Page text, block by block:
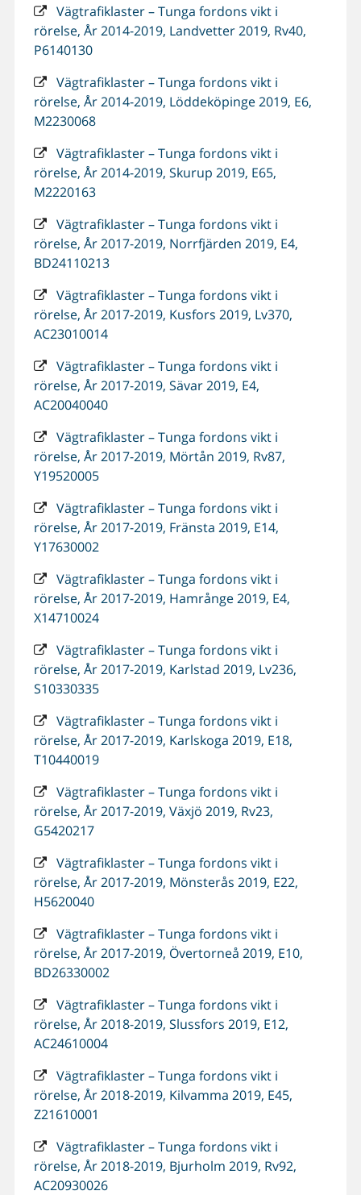
Vägtrafiklaster – Tunga fordons vikt i
rörelse, År 2014-2019, Landvetter 2019, Rv40,
P6140130
Vägtrafiklaster – Tunga fordons vikt i
rörelse, År 2014-2019, Löddeköpinge 2019, E6,
M2230068
Vägtrafiklaster – Tunga fordons vikt i
rörelse, År 2014-2019, Skurup 2019, E65,
M2220163
Vägtrafiklaster – Tunga fordons vikt i
rörelse, År 2017-2019, Norrfjärden 2019, E4,
BD24110213
Vägtrafiklaster – Tunga fordons vikt i
rörelse, År 2017-2019, Kusfors 2019, Lv370,
AC23010014
Vägtrafiklaster – Tunga fordons vikt i
rörelse, År 2017-2019, Sävar 2019, E4,
AC20040040
Vägtrafiklaster – Tunga fordons vikt i
rörelse, År 2017-2019, Mörtån 2019, Rv87,
Y19520005
Vägtrafiklaster – Tunga fordons vikt i
rörelse, År 2017-2019, Fränsta 2019, E14,
Y17630002
Vägtrafiklaster – Tunga fordons vikt i
rörelse, År 2017-2019, Hamrånge 2019, E4,
X14710024
Vägtrafiklaster – Tunga fordons vikt i
rörelse, År 2017-2019, Karlstad 2019, Lv236,
S10330335
Vägtrafiklaster – Tunga fordons vikt i
rörelse, År 2017-2019, Karlskoga 2019, E18,
T10440019
Vägtrafiklaster – Tunga fordons vikt i
rörelse, År 2017-2019, Växjö 2019, Rv23,
G5420217
Vägtrafiklaster – Tunga fordons vikt i
rörelse, År 2017-2019, Mönsterås 2019, E22,
H5620040
Vägtrafiklaster – Tunga fordons vikt i
rörelse, År 2017-2019, Övertorneå 2019, E10,
BD26330002
Vägtrafiklaster – Tunga fordons vikt i
rörelse, År 2018-2019, Slussfors 2019, E12,
AC24610004
Vägtrafiklaster – Tunga fordons vikt i
rörelse, År 2018-2019, Kilvamma 2019, E45,
Z21610001
Vägtrafiklaster – Tunga fordons vikt i
rörelse, År 2018-2019, Bjurholm 2019, Rv92,
AC20930026